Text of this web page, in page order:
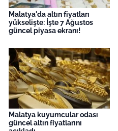
Malatya'da altın fiyatları
yükselişte: İşte 7 Ağustos
güncel piyasa ekranı!
Malatya kuyumcular odası
güncel altın fiyatlarını